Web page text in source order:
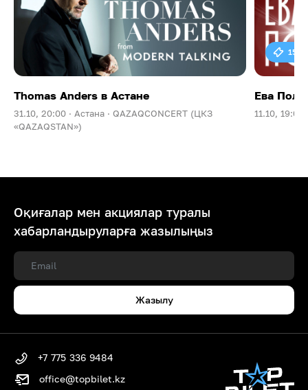
Thomas Anders в Астане
31.10, 20:00 · Астана · QAZAQCONCERT (ЦКЗ
«QAZAQSTAN»)
15
Ева
11.10, 19:00
Оқиғалар мен акциялар туралы
хабарландыруларға жазылыңыз
Жазылу
+7 775 336 9484
office@topbilet.kz